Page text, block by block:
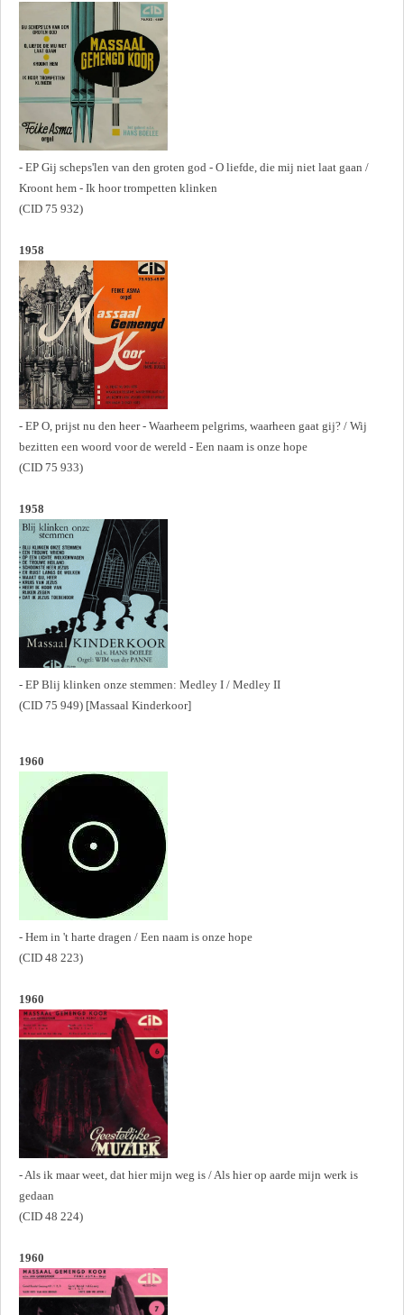
- EP Gij scheps'len van den groten god - O liefde, die mij niet laat gaan /
Kroont hem - Ik hoor trompetten klinken
(CID 75 932)
1958
- EP O, prijst nu den heer - Waarheem pelgrims, waarheen gaat gij? / Wij
bezitten een woord voor de wereld - Een naam is onze hope
(CID 75 933)
1958
- EP Blij klinken onze stemmen: Medley I / Medley II
(CID 75 949) [Massaal Kinderkoor]
1960
- Hem in 't harte dragen / Een naam is onze hope
(CID 48 223)
1960
- Als ik maar weet, dat hier mijn weg is / Als hier op aarde mijn werk is
gedaan
(CID 48 224)
1960